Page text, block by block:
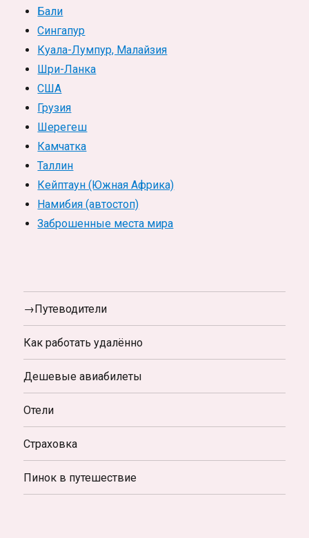
Бали
Сингапур
Куала-Лумпур, Малайзия
Шри-Ланка
США
Грузия
Шерегеш
Камчатка
Таллин
Кейптаун (Южная Африка)
Намибия (автостоп)
Заброшенные места мира
→Путеводители
Как работать удалённо
Дешевые авиабилеты
Отели
Страховка
Пинок в путешествие